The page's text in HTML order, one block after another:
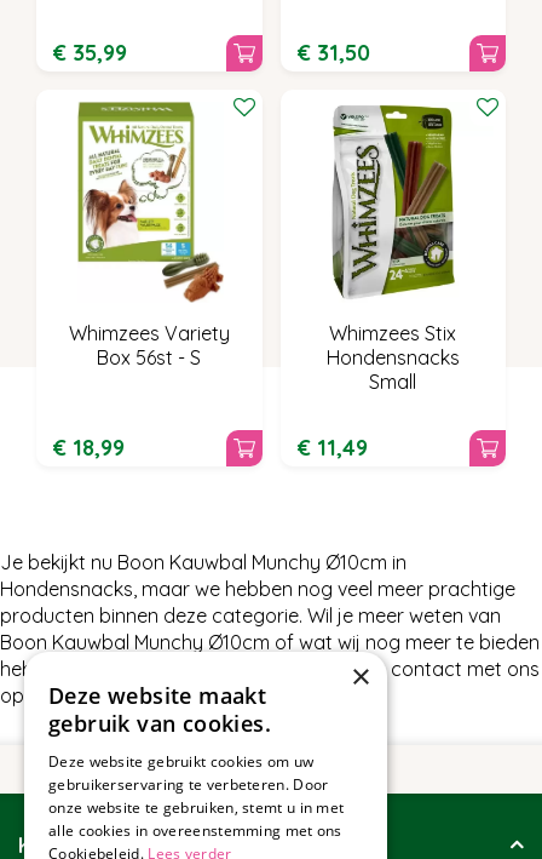
€ 35,99 € 31,50
Whimzees Variety
Box 56st - S
€ 18,99
Whimzees Stix
Hondensnacks
Small
€ 11,49
Je bekijkt nu Boon Kauwbal Munchy Ø10cm in
Hondensnacks, maar we hebben nog veel meer prachtige
producten binnen deze categorie. Wil je meer weten van
Boon Kauwbal Munchy Ø10cm of wat wij nog meer te bieden
hebben in Hondensnacks, neem dan gerust contact met ons
op.
Klantenservice
×
Deze website maakt
gebruik van cookies.
Deze website gebruikt cookies om uw
gebruikerservaring te verbeteren. Door
onze website te gebruiken, stemt u in met
alle cookies in overeenstemming met ons
Cookiebeleid. Lees verder